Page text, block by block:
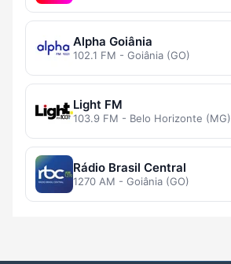
Alpha Goiânia
102.1 FM - Goiânia (GO)
Light FM
103.9 FM - Belo Horizonte (MG)
Rádio Brasil Central
1270 AM - Goiânia (GO)